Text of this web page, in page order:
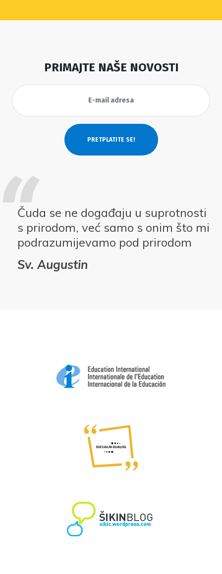
PRIMAJTE NAŠE NOVOSTI
Čuda se ne događaju u suprotnosti
s prirodom, već samo s onim što mi
podrazumijevamo pod prirodom
Sv. Augustin